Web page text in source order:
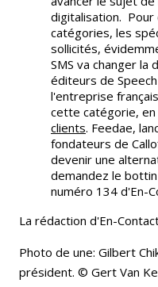
digitalisation. Pour
catégories, les
sollicités,
SMS va changer la
éditeurs de
l'entreprise
cette catégorie,
clients. Feedae,
fondateurs de
devenir une
demandez le
numéro 134 d'En-
La rédaction d'En-
Photo de une: Gilbert
président. © Gert Van